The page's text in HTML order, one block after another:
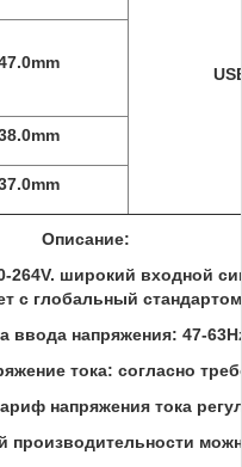
Описание:
264V. широкий входной
с глобальный
ввода напряжения: 47-
тока: согласно
напряжения тока
производительности